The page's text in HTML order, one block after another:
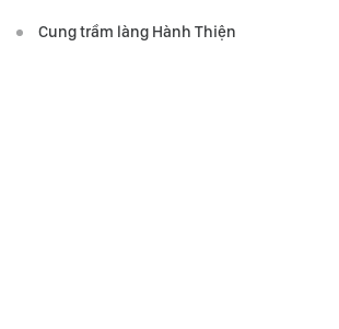
Cung trầm làng Hành Thiện